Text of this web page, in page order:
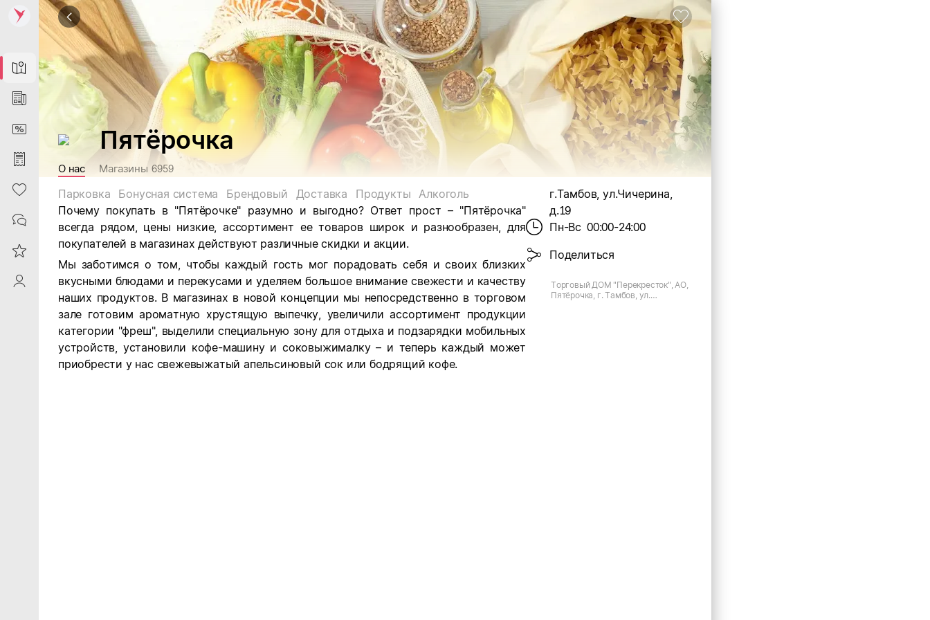
Map
News
DiscountCard
Purchases
Heart
Contacts
Reviews
ProfileSaby
Пятёрочка
О нас Магазины 6959
Парковка Бонусная система Брендовый Доставка Продукты
Алкоголь
Почему покупать в "Пятёрочке" разумно и выгодно? Ответ прост – "Пятёрочка"
всегда рядом, цены низкие, ассортимент ее товаров широк и разнообразен, для
покупателей в магазинах действуют различные скидки и акции.
Мы заботимся о том, чтобы каждый гость мог порадовать себя и своих близких
вкусными блюдами и перекусами и уделяем большое внимание свежести и качеству
наших продуктов. В магазинах в новой концепции мы непосредственно в торговом
зале готовим ароматную хрустящую выпечку, увеличили ассортимент продукции
категории "фреш", выделили специальную зону для отдыха и подзарядки мобильных
устройств, установили кофе-машину и соковыжималку – и теперь каждый может
приобрести у нас свежевыжатый апельсиновый сок или бодрящий кофе.
г.Тамбов, ул.Чичерина,
д.19
Пн-Вс 00:00-24:00
Поделиться
Торговый ДОМ "Перекресток", АО,
Пятёрочка, г. Тамбов, ул.